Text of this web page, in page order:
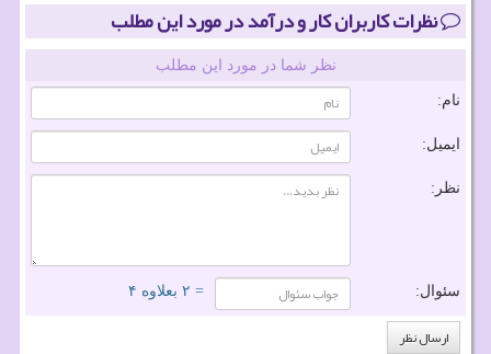
نظرات کاربران کار و درآمد در مورد این مطلب
نظر شما در مورد این مطلب
نام:
ایمیل:
نظر:
سئوال: = ۲ بعلاوه ۴